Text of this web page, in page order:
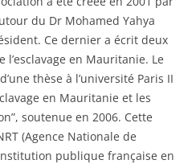
du Dr Mohamed Yahya
Ce dernier a écrit deux
en Mauritanie. Le
thèse à l’université Paris II
en Mauritanie et les
soutenue en 2006. Cette
(Agence Nationale de
publique française en